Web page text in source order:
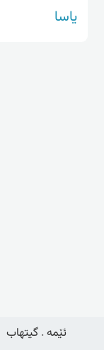
یاسا
ئێمە . گیتهاب